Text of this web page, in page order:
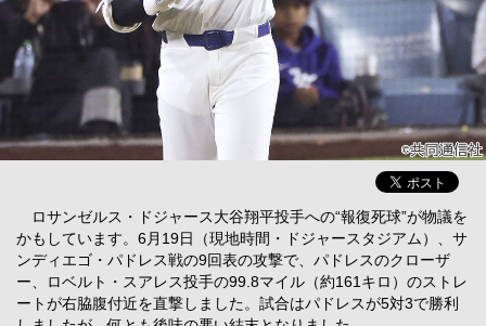
ロサンゼルス・ドジャース大谷翔平投手への“報復死球”が物議を
かもしています。6月19日（現地時間・ドジャースタジアム）、サ
ンディエゴ・パドレス戦の9回表の攻撃で、パドレスのクローザ
ー、ロベルト・スアレス投手の99.8マイル（約161キロ）のストレ
ートが右脇腹付近を直撃しました。試合はパドレスが5対3で勝利